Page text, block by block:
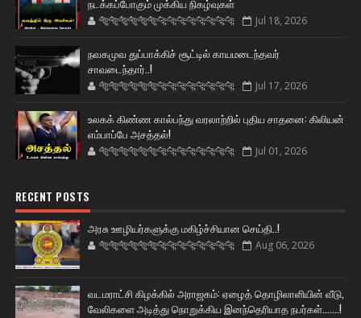
நடக்கப்போகும் முக்கிய நிகழ்வுகள்
🐅🐅🐅🐅🐅🐅🐆🐆🐆🐆🐆🐆🐆🐆 Jul 18, 2026
நவகமுவ துப்பாக்கிச் சூட்டில் காயமடைந்தவர்
சாவடைந்தார்..!
🐅🐅🐅🐅🐅🐅🐆🐆🐆🐆🐆🐆🐆🐆 Jul 17, 2026
உலகக் கிண்ண கால்பந்து வரலாற்றில் புதிய சாதனை: கிலியன்
எம்பாப்பே அசத்தல்!
🐅🐅🐅🐅🐅🐅🐆🐆🐆🐆🐆🐆🐆🐆 Jul 01, 2026
RECENT POSTS
அரசு ஊழியர்களுக்கு மகிழ்ச்சியான செய்தி..!
🐅🐅🐅🐅🐅🐅🐆🐆🐆🐆🐆🐆🐆🐆 Aug 06, 2026
வடமராட்சி கிழக்கில் அராஜகம்: ஏழைத் தொழிலாளியின் வீடு,
வேலிகளை அடித்து நொறுக்கிய இனந்தெரியாத நபர்கள்.......!